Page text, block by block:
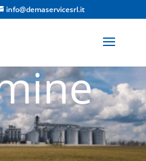
info@demaservicesrl.it